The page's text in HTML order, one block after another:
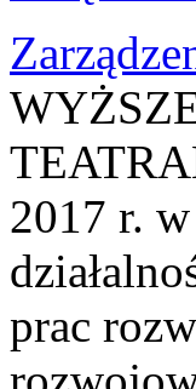
2017 r.
prac